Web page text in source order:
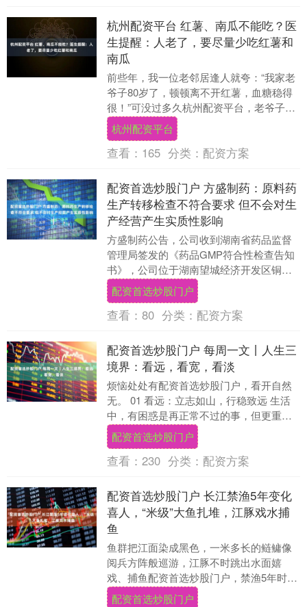
杭州配资平台 红薯、南瓜不能吃？医
生提醒：人老了，要尽量少吃红薯和
南瓜
前些年，我一位老邻居逢人就夸：“我家老
爷子80岁了，顿顿离不开红薯，血糖稳得
很！”可没过多久杭州配资平台，老爷子半
夜胃胀得直冒冷汗，送医院一查，竟是胃
肠动力不足....
杭州配资平台
查看： 165 分类： 配资方案
配资首选炒股门户 方盛制药：原料药
生产转移检查不符合要求 但不会对生
产经营产生实质性影响
方盛制药公告，公司收到湖南省药品监督
管理局签发的《药品GMP符合性检查告知
书》，公司位于湖南望城经济开发区铜官
镇循环经济工业基地内的生产地址的检查
范围为原料药（....
配资首选炒股门户
查看： 80 分类： 配资方案
配资首选炒股门户 每周一文丨人生三
境界：看远，看宽，看淡
烦恼处处有配资首选炒股门户，看开自然
无。 01 看远：立志如山，行稳致远 生活
中，有困惑是再正常不过的事，但更重要
的是我们对待困惑的态度。 看远，是一种
超越当下....
配资首选炒股门户
查看： 230 分类： 配资方案
配资首选炒股门户 长江禁渔5年变化
喜人，“米级”大鱼扎堆，江豚戏水捕
鱼
鱼群把江面染成黑色，一米多长的鲢鳙像
阅兵方阵般巡游，江豚不时跳出水面嬉
戏、捕鱼配资首选炒股门户，禁渔5年时
间，长江正在上演一场生态巨变。 鱼群把
配资首选炒股门户